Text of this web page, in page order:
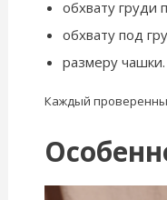
обхвату груди
обхвату под
размеру чашки.
Каждый